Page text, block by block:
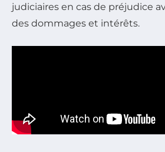
judiciaires en cas de préjudice
des dommages et intérêts.